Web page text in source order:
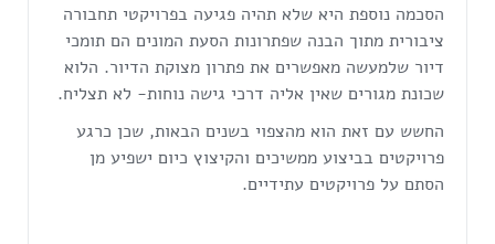
הסכמה נוספת היא שלא תהיה פגיעה בפרויקטי תחבורה
ציבורית מתוך הבנה שפתרונות הסעת המונים הם תומכי
דיור שלמעשה מאפשרים את פתרון מצוקת הדיור. הלוא
שכונת מגורים שאין אליה דרכי גישה נוחות- לא תצליח.
החשש עם זאת הוא מהצפוי בשנים הבאות, שכן כרגע
פרויקטים בביצוע ממשיכים והקיצוץ כיום ישפיע מן
הסתם על פרויקטים עתידיים.